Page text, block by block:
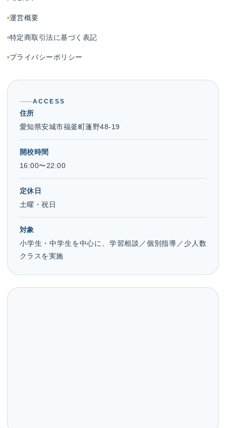
運営概要
特定商取引法に基づく表記
プライバシーポリシー
ACCESS
住所
愛知県安城市福釜町蓬野48-19
開校時間
16:00〜22:00
定休日
土曜・祝日
対象
小学生・中学生を中心に、学習相談／個別指導／少人数
クラスを実施